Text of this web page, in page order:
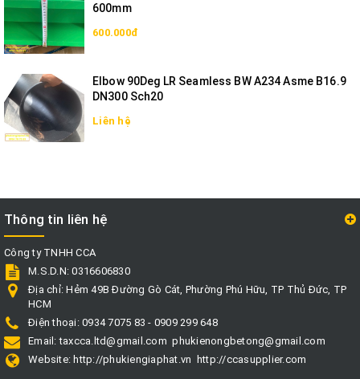
600mm
600.000đ
Elbow 90Deg LR Seamless BW A234 Asme B16.9
DN300 Sch20
Liên hệ
Thông tin liên hệ
Công ty TNHH CCA
M.S.D.N: 0316606830
Địa chỉ:Hẻm 49B Đường Gò Cát, Phường Phú Hữu, TP Thủ Đức, TP
HCM
Điện thoại: 0934 7075 83 - 0909 299 648
Email:taxcca.ltd@gmail.com phukienongbetong@gmail.com
Website: http://phukiengiaphat.vn http://ccasupplier.com